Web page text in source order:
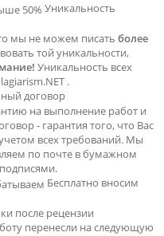
Уникальность
мы не можем писать более
той уникальности,
Уникальность всех
.
договор
на выполнение работ и
- гарантия того, что Вас
всех требований. Мы
по почте в бумажном
Бесплатно вносим
после рецензии
перенесли на следующую